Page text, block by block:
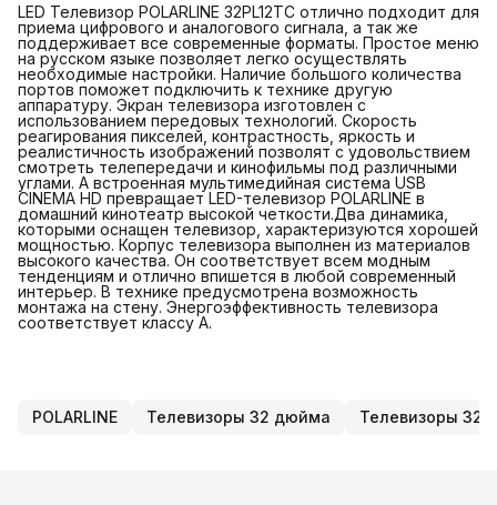
LED Телевизор POLARLINE 32PL12TC отлично подходит для
приема цифрового и аналогового сигнала, а так же
поддерживает все современные форматы. Простое меню
на русском языке позволяет легко осуществлять
необходимые настройки. Наличие большого количества
портов поможет подключить к технике другую
аппаратуру. Экран телевизора изготовлен с
использованием передовых технологий. Скорость
реагирования пикселей, контрастность, яркость и
реалистичность изображений позволят с удовольствием
смотреть телепередачи и кинофильмы под различными
углами. А встроенная мультимедийная система USB
CINEMA HD превращает LED-телевизор POLARLINE в
домашний кинотеатр высокой четкости.Два динамика,
которыми оснащен телевизор, характеризуются хорошей
мощностью. Корпус телевизора выполнен из материалов
высокого качества. Он соответствует всем модным
тенденциям и отлично впишется в любой современный
интерьер. В технике предусмотрена возможность
монтажа на стену. Энергоэффективность телевизора
соответствует классу А.
POLARLINE Телевизоры 32 дюйма Телевизоры 32